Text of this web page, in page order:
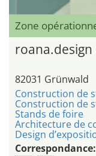
Zone
roana.design
82031 Grünwald
Construction de
Construction de
Stands de foire
Architecture de
Design
Correspondance: